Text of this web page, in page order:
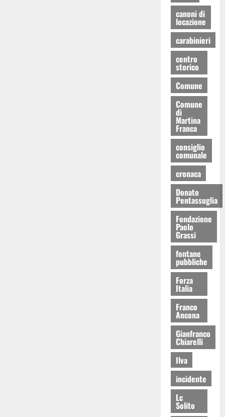
canoni di
locazione
carabinieri
centro
storico
Comune
Comune
di
Martina
Franca
consiglio
comunale
cronaca
Donato
Pentassuglia
Fondazione
Paolo
Grassi
fontane
pubbliche
Forza
Italia
Franco
Ancona
Gianfranco
Chiarelli
Ilva
incidente
Lc
Solito